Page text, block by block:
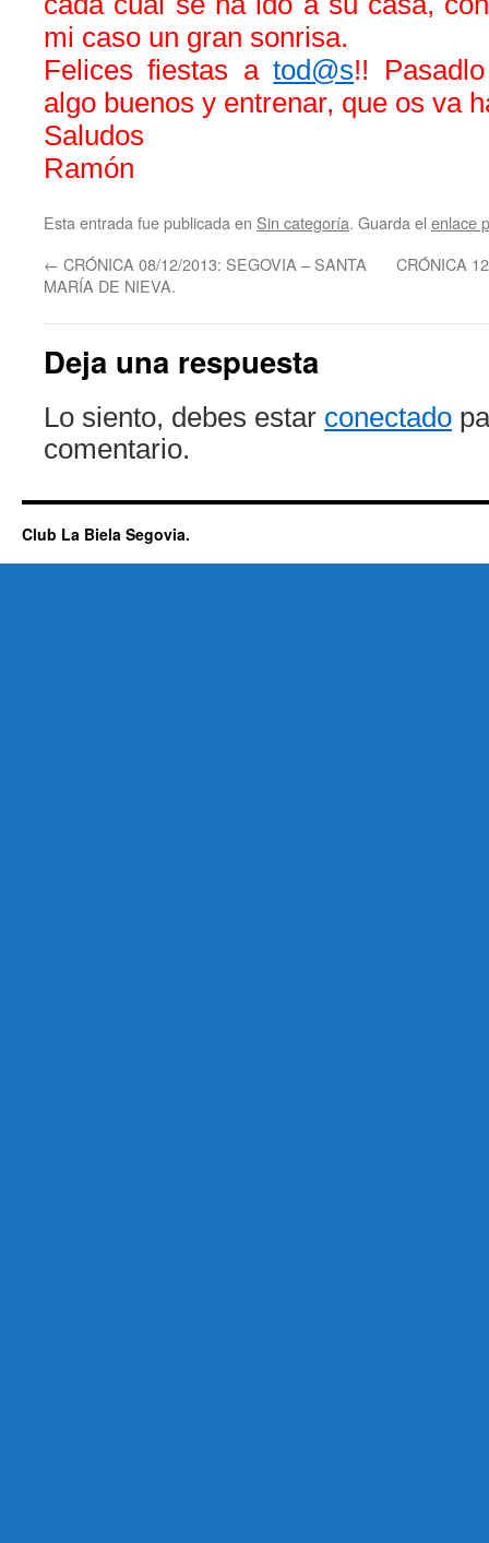
mi caso un gran sonrisa.
Felices fiestas atod@s!!
algo buenos y entrenar, que os va
Saludos
Ramón
Esta entrada fue publicada en Sin categoría. Guarda el enlace
← CRÓNICA 08/12/2013: SEGOVIA – SANTA
CRÓNICA
Deja una respuesta
Lo siento, debes estar conectado
comentario.
Club La Biela Segovia.